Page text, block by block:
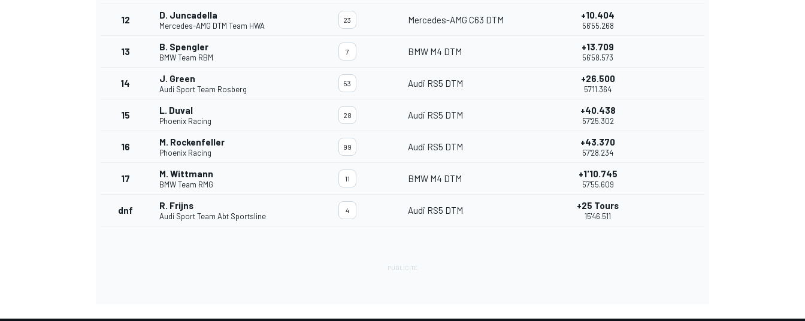
12 D. Juncadella
Mercedes-AMG DTM Team HWA
23 Mercedes-AMG C63 DTM +10.404
56'55.268
13 B. Spengler
BMW Team RBM
7 BMW M4 DTM +13.709
56'58.573
14 J. Green
Audi Sport Team Rosberg
53 Audi RS5 DTM +26.500
57'11.364
15 L. Duval
Phoenix Racing
28 Audi RS5 DTM +40.438
57'25.302
16 M. Rockenfeller
Phoenix Racing
99 Audi RS5 DTM +43.370
57'28.234
17 M. Wittmann
BMW Team RMG
11 BMW M4 DTM +1'10.745
57'55.609
dnf R. Frijns
Audi Sport Team Abt Sportsline
4 Audi RS5 DTM +25 Tours
15'46.511